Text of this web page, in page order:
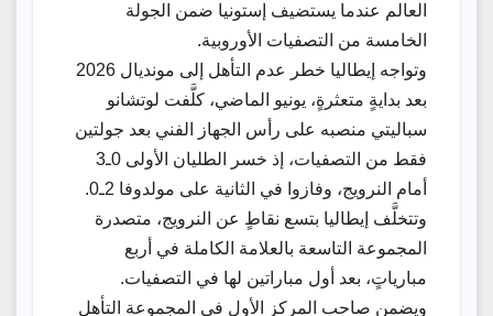
العالم عندما يستضيف إستونيا ضمن الجولة
الخامسة من التصفيات الأوروبية.
وتواجه إيطاليا خطر عدم التأهل إلى مونديال 2026
بعد بدايةٍ متعثرةٍ، يونيو الماضي، كلَّفت لوتشانو
سباليتي منصبه على رأس الجهاز الفني بعد جولتين
فقط من التصفيات، إذ خسر الطليان الأولى 0ـ3
أمام النرويج، وفازوا في الثانية على مولدوفا 2ـ0.
وتتخلَّف إيطاليا بتسع نقاطٍ عن النرويج، متصدرة
المجموعة التاسعة بالعلامة الكاملة في أربع
مبارياتٍ، بعد أول مباراتين لها في التصفيات.
ويضمن صاحب المركز الأول في المجموعة التأهل